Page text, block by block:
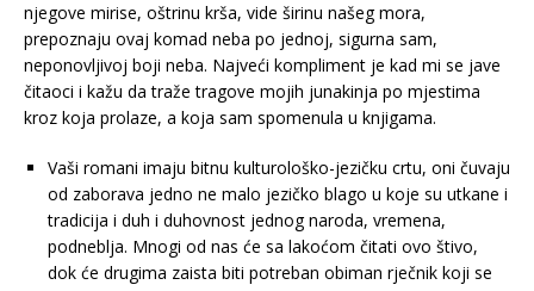
njegove mirise, oštrinu krša, vide širinu našeg mora,
prepoznaju ovaj komad neba po jednoj, sigurna sam,
neponovljivoj boji neba. Najveći kompliment je kad mi se jave
čitaoci i kažu da traže tragove mojih junakinja po mjestima
kroz koja prolaze, a koja sam spomenula u knjigama.
Vaši romani imaju bitnu kulturološko-jezičku crtu, oni čuvaju
od zaborava jedno ne malo jezičko blago u koje su utkane i
tradicija i duh i duhovnost jednog naroda, vremena,
podneblja. Mnogi od nas će sa lakoćom čitati ovo štivo,
dok će drugima zaista biti potreban obiman rječnik koji se